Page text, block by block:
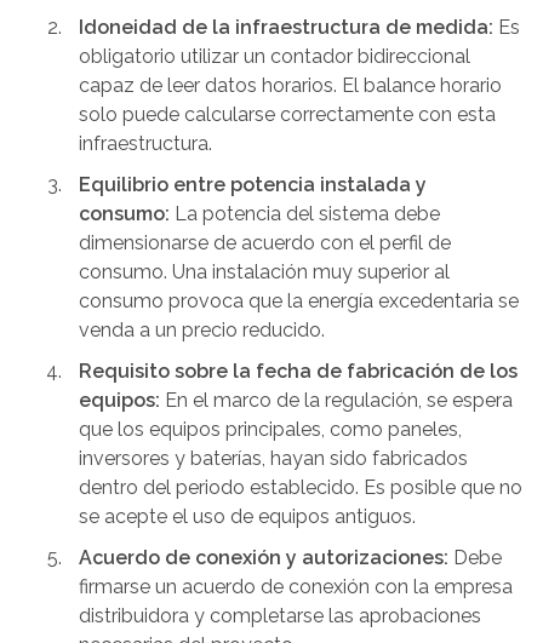
Idoneidad de la infraestructura de medida: Es
obligatorio utilizar un contador bidireccional
capaz de leer datos horarios. El balance horario
solo puede calcularse correctamente con esta
infraestructura.
Equilibrio entre potencia instalada y
consumo: La potencia del sistema debe
dimensionarse de acuerdo con el perfil de
consumo. Una instalación muy superior al
consumo provoca que la energía excedentaria se
venda a un precio reducido.
Requisito sobre la fecha de fabricación de los
equipos: En el marco de la regulación, se espera
que los equipos principales, como paneles,
inversores y baterías, hayan sido fabricados
dentro del periodo establecido. Es posible que no
se acepte el uso de equipos antiguos.
Acuerdo de conexión y autorizaciones: Debe
firmarse un acuerdo de conexión con la empresa
distribuidora y completarse las aprobaciones